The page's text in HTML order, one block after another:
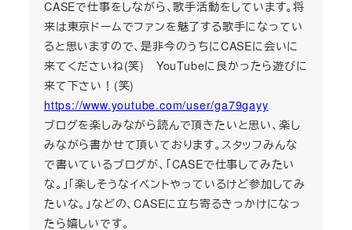
CASEで仕事をしながら、歌手活動をしています。将
来は東京ドームでファンを魅了する歌手になってい
ると思いますので、是非今のうちにCASEに会いに
来てくださいね(笑) YouTubeに良かったら遊びに
来て下さい！(笑)
https://www.youtube.com/user/ga79gayy
ブログを楽しみながら読んで頂きたいと思い、楽し
みながら書かせて頂いております。スタッフみんな
で書いているブログが、「CASEで仕事してみたい
な。」「楽しそうなイベントやっているけど参加してみ
たいな。」などの、CASEに立ち寄るきっかけになっ
たら嬉しいです。